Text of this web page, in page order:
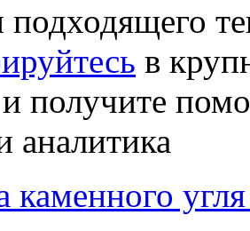
в
получите
аналитика
каменного